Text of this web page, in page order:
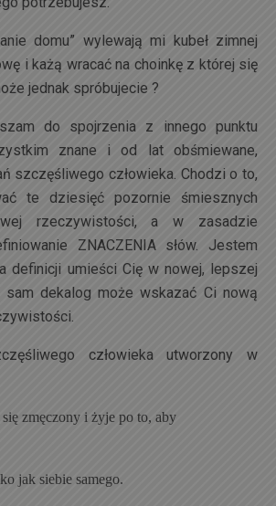
domu” wylewają mi kubeł zimnej
i każą wracać na choinkę z której się
jednak spróbujecie ?
do spojrzenia z innego punktu
znane i od lat obśmiewane,
szczęśliwego człowieka. Chodzi o to,
te dziesięć pozornie śmiesznych
rzeczywistości, a w zasadzie
ZNACZENIA słów. Jestem
definicji umieści Cię w nowej, lepszej
dekalog może wskazać Ci nową
człowieka utworzony w
zmęczony i żyje po to, aby
jak siebie samego.